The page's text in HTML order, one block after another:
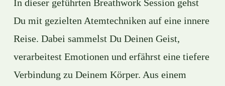
In dieser geführten Breathwork Session gehst
Du mit gezielten Atemtechniken auf eine innere
Reise. Dabei sammelst Du Deinen Geist,
verarbeitest Emotionen und erfährst eine tiefere
Verbindung zu Deinem Körper. Aus einem